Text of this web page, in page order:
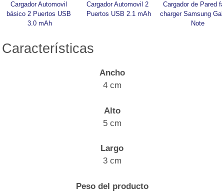
Cargador Automovil
básico 2 Puertos USB
3.0 mAh
Cargador Automovil 2
Puertos USB 2.1 mAh
Cargador de Pared
charger Samsung
Note
Características
Ancho
4 cm
Alto
5 cm
Largo
3 cm
Peso del producto